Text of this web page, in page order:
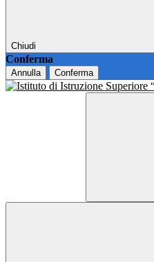
Chiudi
Conferma
Annulla Conferma